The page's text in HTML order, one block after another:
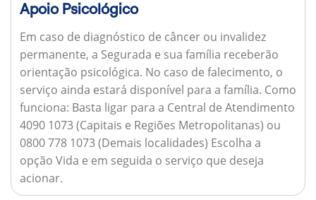
Apoio Psicológico
Em caso de diagnóstico de câncer ou invalidez
permanente, a Segurada e sua família receberão
orientação psicológica. No caso de falecimento, o
serviço ainda estará disponível para a família. Como
funciona: Basta ligar para a Central de Atendimento
4090 1073 (Capitais e Regiões Metropolitanas) ou
0800 778 1073 (Demais localidades) Escolha a
opção Vida e em seguida o serviço que deseja
acionar.